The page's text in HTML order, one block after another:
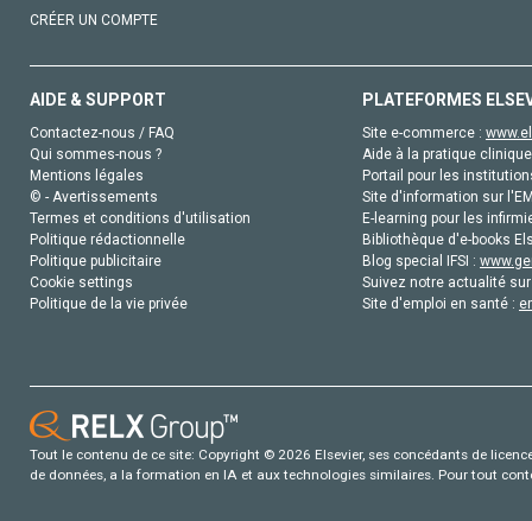
CRÉER UN COMPTE
AIDE & SUPPORT
Contactez-nous / FAQ
Qui sommes-nous ?
Mentions légales
© - Avertissements
Termes et conditions d'utilisation
Politique rédactionnelle
Politique publicitaire
Cookie settings
Politique de la vie privée
PLATEFORMES
Site e-commerce :
Aide à la pratique
Portail pour les
Site d'information sur
E-learning pour les
Bibliothèque d'e-books
Blog special IFSI :
Suivez notre actualité
Site d'emploi en santé :
Tout le contenu de ce site: Copyright © 2026 Elsevier, ses concédants de
de données, a la formation en IA et aux technologies similaires. Pour tout